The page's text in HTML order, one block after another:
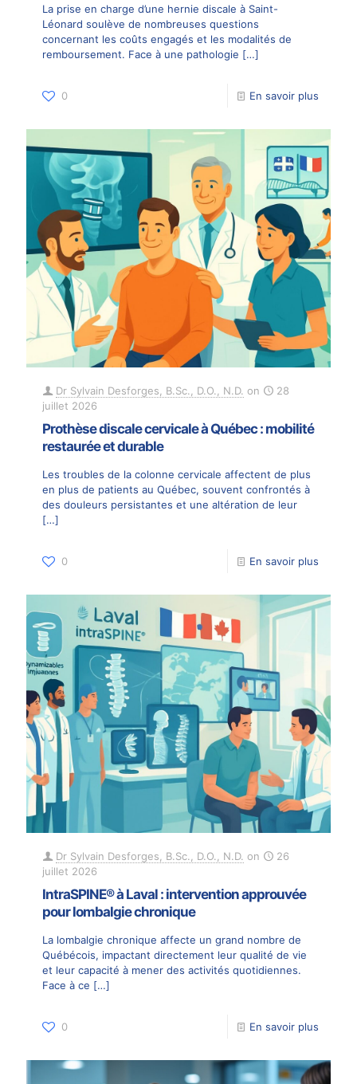
La prise en charge d’une hernie discale à Saint-
Léonard soulève de nombreuses questions
concernant les coûts engagés et les modalités de
remboursement. Face à une pathologie […]
0 En savoir plus
Dr Sylvain Desforges, B.Sc., D.O., N.D. on
28
juillet 2026
Prothèse discale cervicale à Québec : mobilité
restaurée et durable
Les troubles de la colonne cervicale affectent de plus
en plus de patients au Québec, souvent confrontés à
des douleurs persistantes et une altération de leur
[…]
0 En savoir plus
Dr Sylvain Desforges, B.Sc., D.O., N.D. on
26
juillet 2026
IntraSPINE® à Laval : intervention approuvée
pour lombalgie chronique
La lombalgie chronique affecte un grand nombre de
Québécois, impactant directement leur qualité de vie
et leur capacité à mener des activités quotidiennes.
Face à ce […]
0 En savoir plus